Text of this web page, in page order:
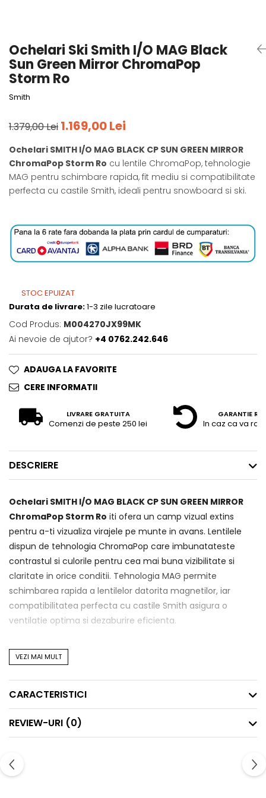
Curele
Sepci
Bustiere
Ochelari Ski Smith I/O MAG Black
Sun Green Mirror ChromaPop
Storm Ro
Smith
1.379,00 Lei 1.169,00 Lei
Ochelari SMITH I/O MAG BLACK CP SUN GREEN MIRROR
ChromaPop Storm Ro cu lentile ChromaPop, tehnologie
MAG pentru schimbare rapida, fit mediu si compatibilitate
perfecta cu castile Smith, ideali pentru snowboard si ski.
STOC EPUIZAT
Durata de livrare:1-3 zile lucratoare
Cod Produs: M004270JX99MK
Ai nevoie de ajutor? +4 0762.242.646
ADAUGA LA FAVORITE
CERE INFORMATII
LIVRARE GRATUITA
Comenzi de peste 250 lei
GARANTIE
In caz ca va
DESCRIERE
Ochelari SMITH I/O MAG BLACK CP SUN GREEN MIRROR
ChromaPop Storm Ro iti ofera un camp vizual extins
pentru a-ti vizualiza virajele pe munte in avans. Lentilele
dispun de tehnologia ChromaPop care imbunatateste
contrastul si culorile pentru cea mai buna vizibilitate si
claritate in orice conditii. Tehnologia MAG permite
schimbarea rapida a lentilelor datorita magnetilor, iar
compatibilitatea perfecta cu castile Smith asigura o
ventilatie optima si dezaburire eficienta.
Sistem MAG pentru schimbarea rapida a lentilelor cu
magneti
Lentile sferice Carbonic-X rezistente la impact si
zgarieturi
Tehnologia 5X pe lentila interioara pentru dezaburire
culorile naturale
VEZI MAI MULT
CARACTERISTICI
REVIEW-URI (0)